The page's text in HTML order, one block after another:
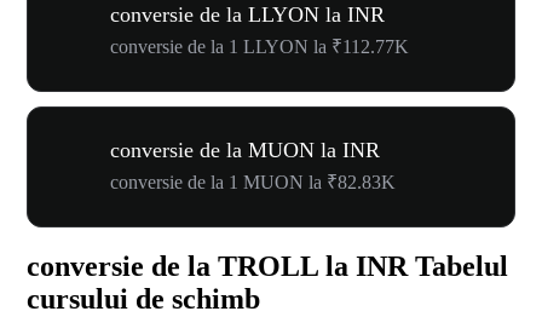
conversie de la LLYON la INR
conversie de la 1 LLYON la ₹112.77K
conversie de la MUON la INR
conversie de la 1 MUON la ₹82.83K
conversie de la TROLL la INR Tabelul
cursului de schimb